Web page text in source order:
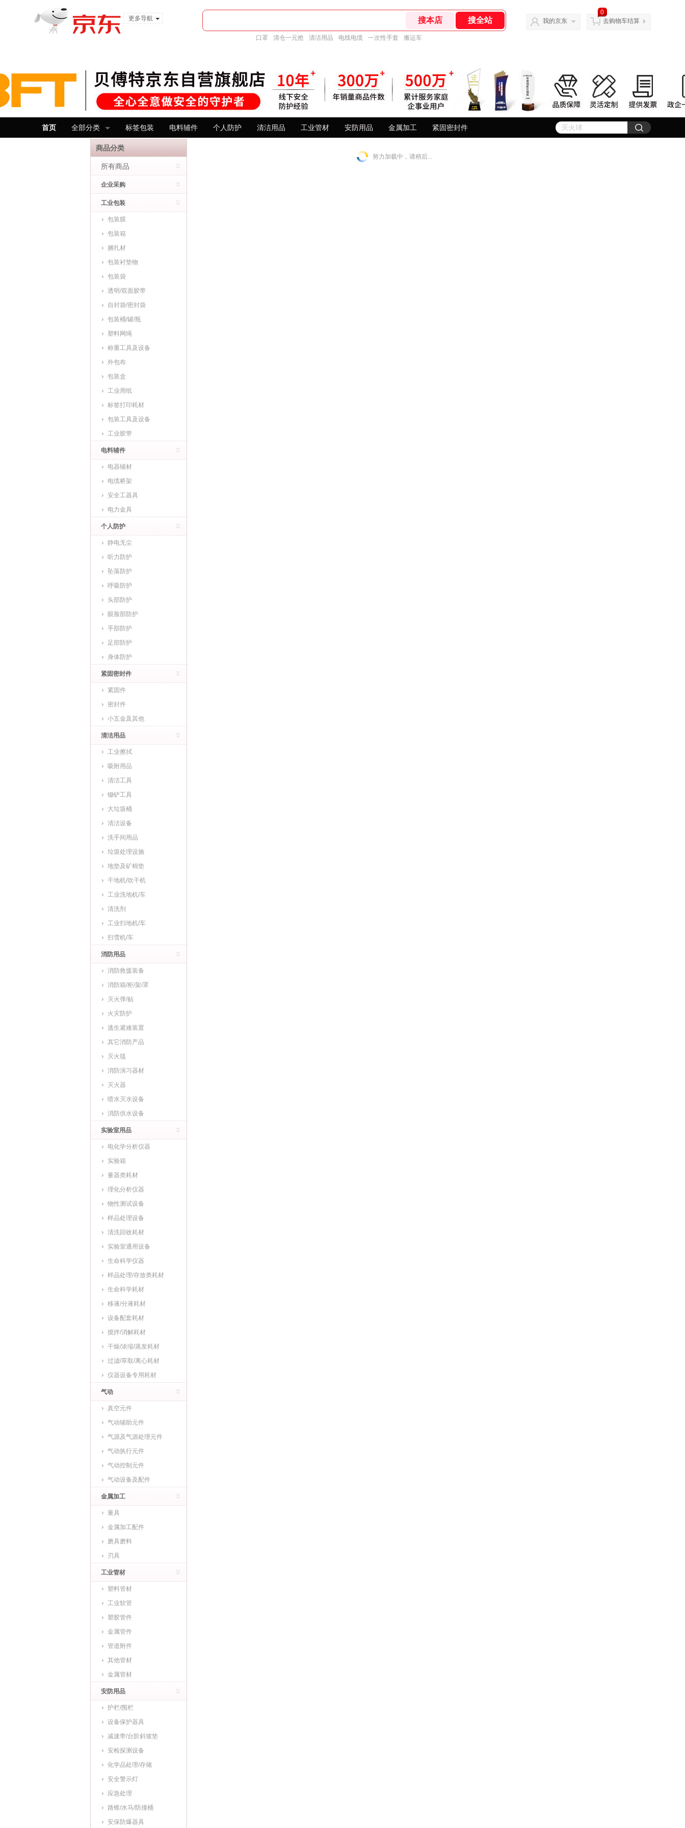
更多导航
口罩 清仓一元抢 清洁用品 电线电缆 一次性手套 搬运车
我的京东
0
去购物车结算
首页 全部分类 标签包装 电料辅件 个人防护 清洁用品 工业管材 安防用品 金属加工 紧固密封件
商品分类
所有商品
企业采购
工业包装
包装膜
包装箱
捆扎材
包装衬垫物
包装袋
透明/双面胶带
自封袋/密封袋
包装桶/罐/瓶
塑料网绳
称重工具及设备
外包布
包装盒
工业用纸
标签打印耗材
包装工具及设备
工业胶带
电料辅件
电器辅材
电缆桥架
安全工器具
电力金具
个人防护
静电无尘
听力防护
坠落防护
呼吸防护
头部防护
眼脸部防护
手部防护
足部防护
身体防护
紧固密封件
紧固件
密封件
小五金及其他
清洁用品
工业擦拭
吸附用品
清洁工具
锄铲工具
大垃圾桶
清洁设备
洗手间用品
垃圾处理设施
地垫及矿棉垫
干地机/吹干机
工业洗地机/车
清洗剂
工业扫地机/车
扫雪机/车
消防用品
消防救援装备
消防箱/柜/架/罩
灭火弹/贴
火灾防护
逃生避难装置
其它消防产品
灭火毯
消防演习器材
灭火器
喷水灭水设备
消防供水设备
实验室用品
电化学分析仪器
实验箱
量器类耗材
理化分析仪器
物性测试设备
样品处理设备
清洗回收耗材
实验室通用设备
生命科学仪器
样品处理/存放类耗材
生命科学耗材
移液/分液耗材
设备配套耗材
搅拌/消解耗材
干燥/浓缩/蒸发耗材
过滤/萃取/离心耗材
仪器设备专用耗材
气动
真空元件
气动辅助元件
气源及气源处理元件
气动执行元件
气动控制元件
气动设备及配件
金属加工
量具
金属加工配件
磨具磨料
刃具
工业管材
塑料管材
工业软管
塑胶管件
金属管件
管道附件
其他管材
金属管材
安防用品
护栏/围栏
设备保护器具
减速带/台阶斜坡垫
安检探测设备
化学品处理/存储
安全警示灯
应急处理
路锥/水马/防撞桶
安保防爆器具
努力加载中，请稍后...